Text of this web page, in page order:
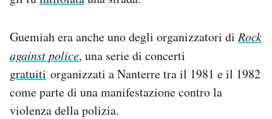
Guemiah era anche uno degli organizzatori di Rock
against police, una serie di concerti
gratuiti organizzati a Nanterre tra il 1981 e il 1982
come parte di una manifestazione contro la
violenza della polizia.